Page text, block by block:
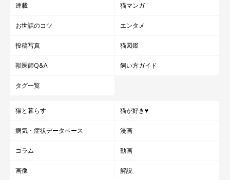
連載 猫マンガ
お世話のコツ エンタメ
投稿写真 猫図鑑
獣医師Q&A 飼い方ガイド
タグ一覧
猫と暮らす 猫が好き♥
病気・症状データベース 漫画
コラム 動画
画像 解説